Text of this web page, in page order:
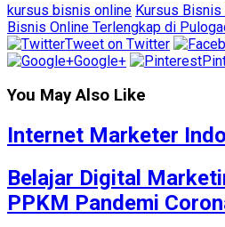
kursus bisnis online Kursus Bisnis
Bisnis Online Terlengkap di
Tweet on Twitter
Google+
You May Also Like
Internet Marketer
Belajar Digital
PPKM Pandemi